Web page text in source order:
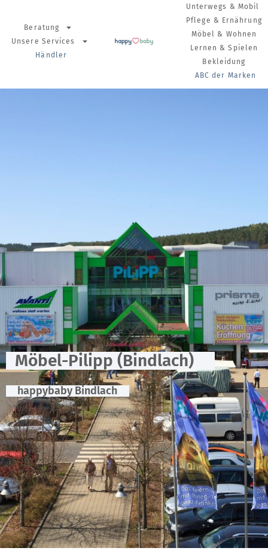
Beratung
Unsere Services
Händler
Unterwegs & Mobil
Pflege & Ernährung
Möbel & Wohnen
Lernen & Spielen
Bekleidung
ABC der Marken
Möbel-Pilipp (Bindlach)
happybaby Bindlach